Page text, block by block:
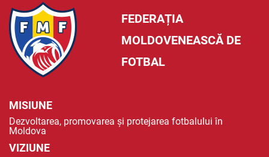
FEDERAȚIA
MOLDOVENEASCĂ DE
FOTBAL
MISIUNE
Dezvoltarea, promovarea și protejarea fotbalului în
Moldova
VIZIUNE